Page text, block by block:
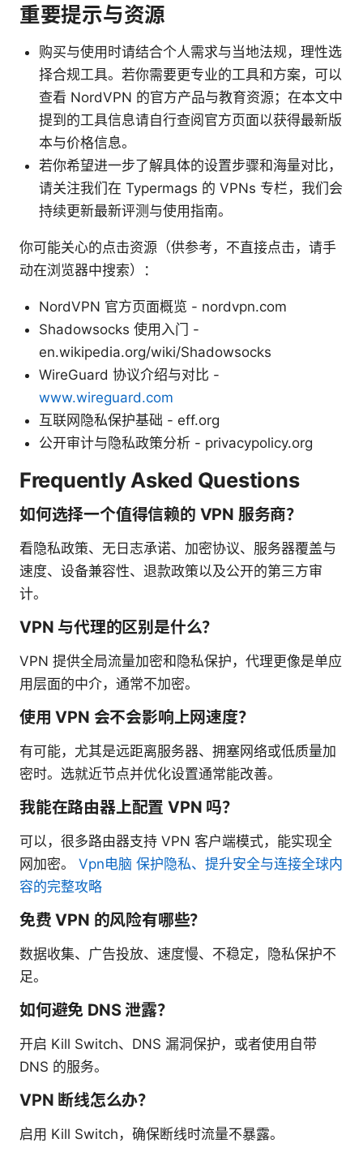
重要提示与资源
购买与使用时请结合个人需求与当地法规，理性选
择合规工具。若你需要更专业的工具和方案，可以
查看 NordVPN 的官方产品与教育资源；在本文中
提到的工具信息请自行查阅官方页面以获得最新版
本与价格信息。
若你希望进一步了解具体的设置步骤和海量对比，
请关注我们在 Typermags 的 VPNs 专栏，我们会
持续更新最新评测与使用指南。
你可能关心的点击资源（供参考，不直接点击，请手
动在浏览器中搜索）：
NordVPN 官方页面概览 - nordvpn.com
Shadowsocks 使用入门 -
en.wikipedia.org/wiki/Shadowsocks
WireGuard 协议介绍与对比 -
www.wireguard.com
互联网隐私保护基础 - eff.org
公开审计与隐私政策分析 - privacypolicy.org
Frequently Asked Questions
如何选择一个值得信赖的 VPN 服务商？
看隐私政策、无日志承诺、加密协议、服务器覆盖与
速度、设备兼容性、退款政策以及公开的第三方审
计。
VPN 与代理的区别是什么？
VPN 提供全局流量加密和隐私保护，代理更像是单应
用层面的中介，通常不加密。
使用 VPN 会不会影响上网速度？
有可能，尤其是远距离服务器、拥塞网络或低质量加
密时。选就近节点并优化设置通常能改善。
我能在路由器上配置 VPN 吗？
可以，很多路由器支持 VPN 客户端模式，能实现全
网加密。 Vpn电脑 保护隐私、提升安全与连接全球内
容的完整攻略
免费 VPN 的风险有哪些？
数据收集、广告投放、速度慢、不稳定，隐私保护不
足。
如何避免 DNS 泄露？
开启 Kill Switch、DNS 漏洞保护，或者使用自带
DNS 的服务。
VPN 断线怎么办？
启用 Kill Switch，确保断线时流量不暴露。